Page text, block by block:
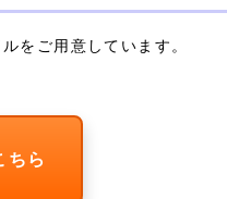
をご用意しています。
ちら